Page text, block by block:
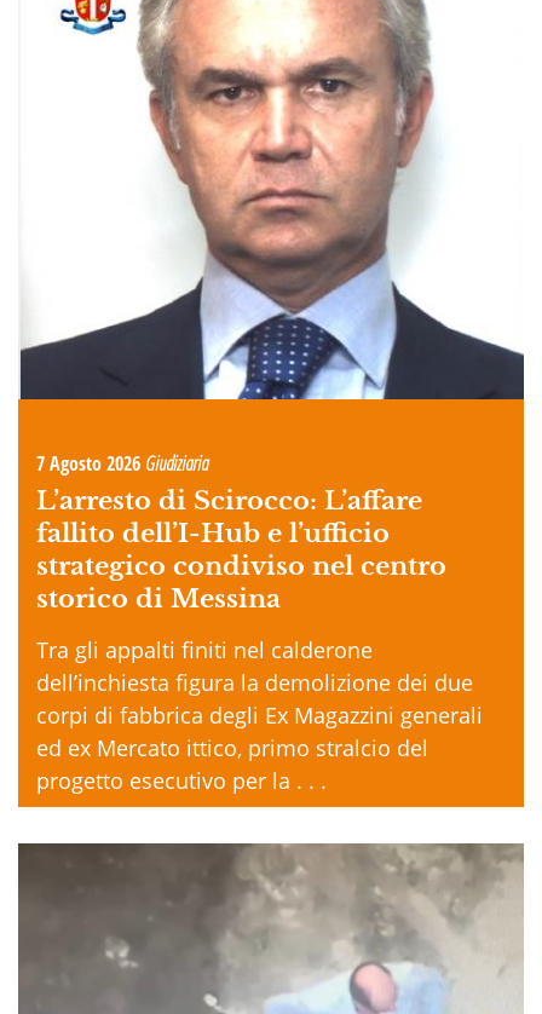
7 Agosto 2026 Giudiziaria
L’arresto di Scirocco: L’affare
fallito dell’I-Hub e l’ufficio
strategico condiviso nel centro
storico di Messina
Tra gli appalti finiti nel calderone
dell’inchiesta figura la demolizione dei due
corpi di fabbrica degli Ex Magazzini generali
ed ex Mercato ittico, primo stralcio del
progetto esecutivo per la . . .